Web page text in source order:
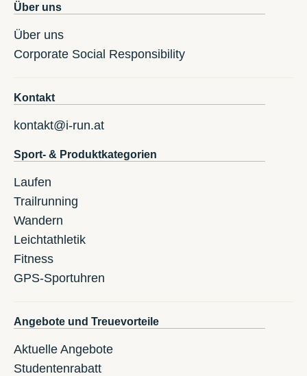
Über uns
Über uns
Corporate Social Responsibility
Kontakt
kontakt@i-run.at
Sport- & Produktkategorien
Laufen
Trailrunning
Wandern
Leichtathletik
Fitness
GPS-Sportuhren
Angebote und Treuevorteile
Aktuelle Angebote
Studentenrabatt